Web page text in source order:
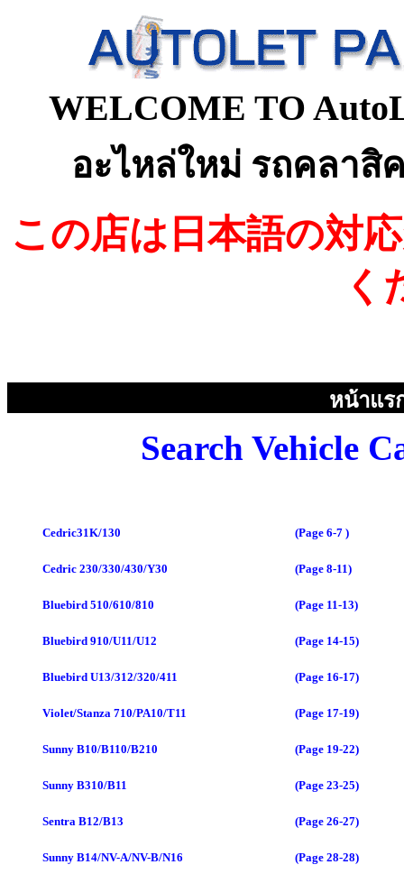
WELCOME TO
อะไหล่ใหม่ รถคลาสิ
この店は日本語の対応
く
หน้าแร
Search Vehicle
Cedric31K/130 (Page 6-7 )
Cedric 230/330/430/Y30 (Page 8-11)
Bluebird 510/610/810 (Page 11-13)
Bluebird 910/U11/U12 (Page 14-15)
Bluebird U13/312/320/411 (Page 16-17)
Violet/Stanza 710/PA10/T11 (Page 17-19)
Sunny B10/B110/B210 (Page 19-22)
Sunny B310/B11 (Page 23-25)
Sentra B12/B13 (Page 26-27)
Sunny B14/NV-A/NV-B/N16 (Page 28-28)